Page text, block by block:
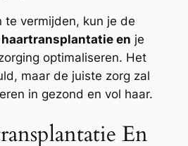
te vermijden, kun je de
haartransplantatie en je
optimaliseren. Het
maar de juiste zorg zal
in gezond en vol haar.
En